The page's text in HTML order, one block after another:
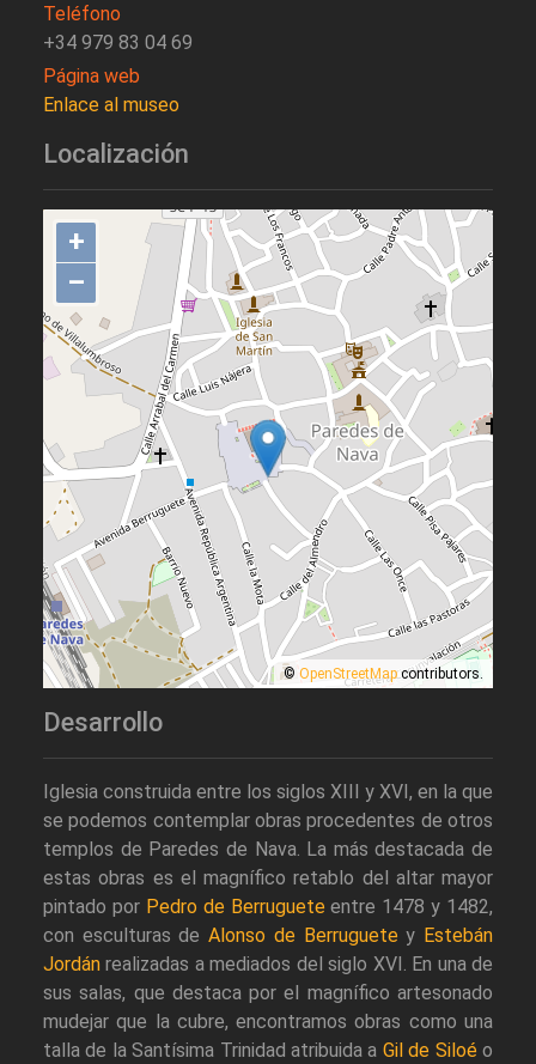
Teléfono
+34 979 83 04 69
Página web
Enlace al museo
Localización
+
–
©OpenStreetMapcontributors.
Desarrollo
Iglesia construida entre los siglos XIII y XVI, en la que
se podemos contemplar obras procedentes de otros
templos de Paredes de Nava. La más destacada de
estas obras es el magnífico retablo del altar mayor
pintado por Pedro de Berruguete entre 1478 y 1482,
con esculturas deAlonso de Berruguete y Estebán
Jordán realizadas a mediados del siglo XVI. En una de
sus salas, que destaca por el magnífico artesonado
mudejar que la cubre, encontramos obras como una
talla de la Santísima Trinidad atribuida a Gil de Siloé o